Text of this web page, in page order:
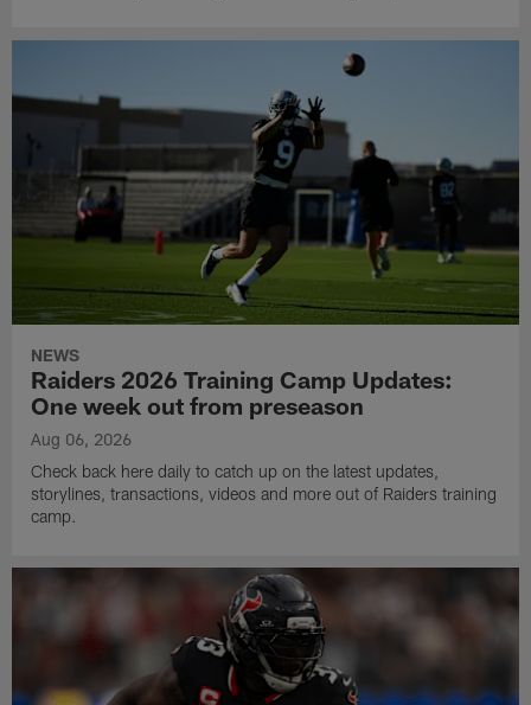
NEWS
Raiders 2026 Training Camp Updates:
One week out from preseason
Aug 06, 2026
Check back here daily to catch up on the latest updates,
storylines, transactions, videos and more out of Raiders training
camp.